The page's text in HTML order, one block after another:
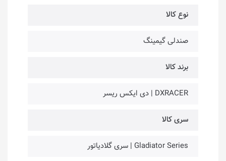
نوع کالا
صندلی گیمینگ
برند کالا
DXRACER | دی ایکس ریسر
سری کالا
Gladiator Series | سری گلادیاتور